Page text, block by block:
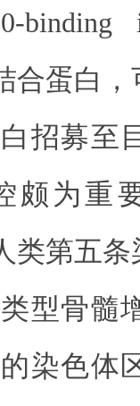
binding
合蛋白
招募至
颇为重
类第五
型骨髓
染色体